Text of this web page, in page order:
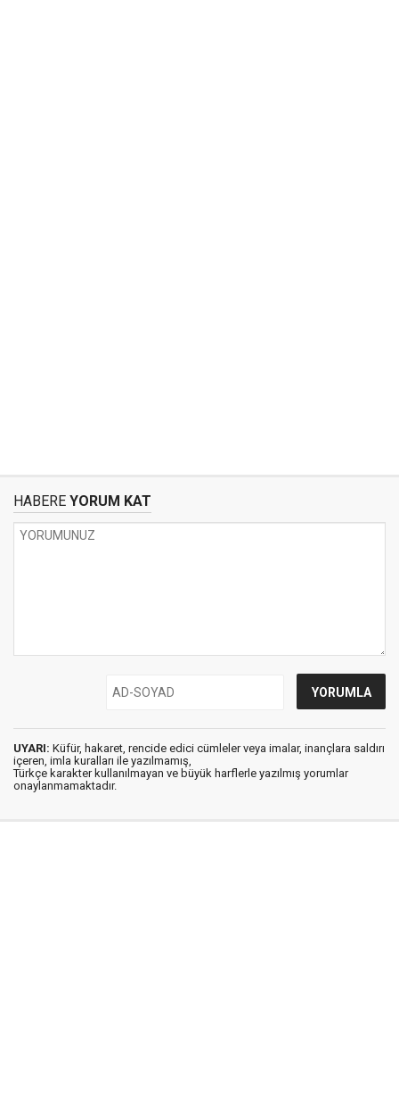
HABERE YORUM KAT
UYARI: Küfür, hakaret, rencide edici cümleler veya imalar, inançlara saldırı
içeren, imla kuralları ile yazılmamış,
Türkçe karakter kullanılmayan ve büyük harflerle yazılmış yorumlar
onaylanmamaktadır.